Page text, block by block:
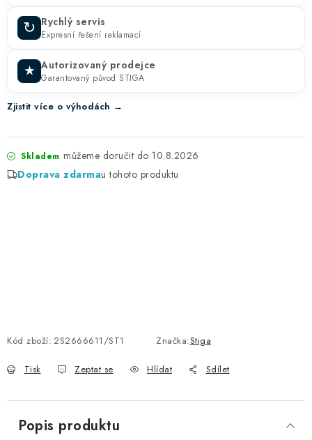
↻ Rychlý servis
Expresní řešení reklamací
★ Autorizovaný prodejce
Garantovaný původ STIGA
Zjistit více o výhodách →
Skladem
10.8.2026
Doprava zdarmau tohoto produktu
Kód zboží: 2S2666611/ST1 Značka:Stiga
Tisk Zeptat se Hlídat Sdílet
Popis produktu